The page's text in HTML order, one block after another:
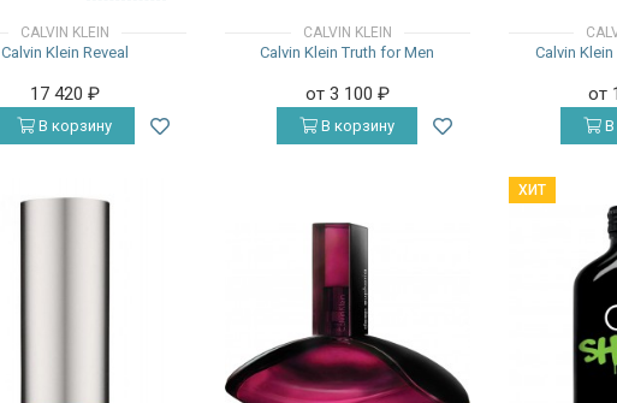
CALVIN KLEIN
Calvin Klein Reveal
17 420 ₽
В корзину
CALVIN KLEIN
Calvin Klein Truth for Men
от 3 100 ₽
В корзину
Calvin
от
В
ХИТ